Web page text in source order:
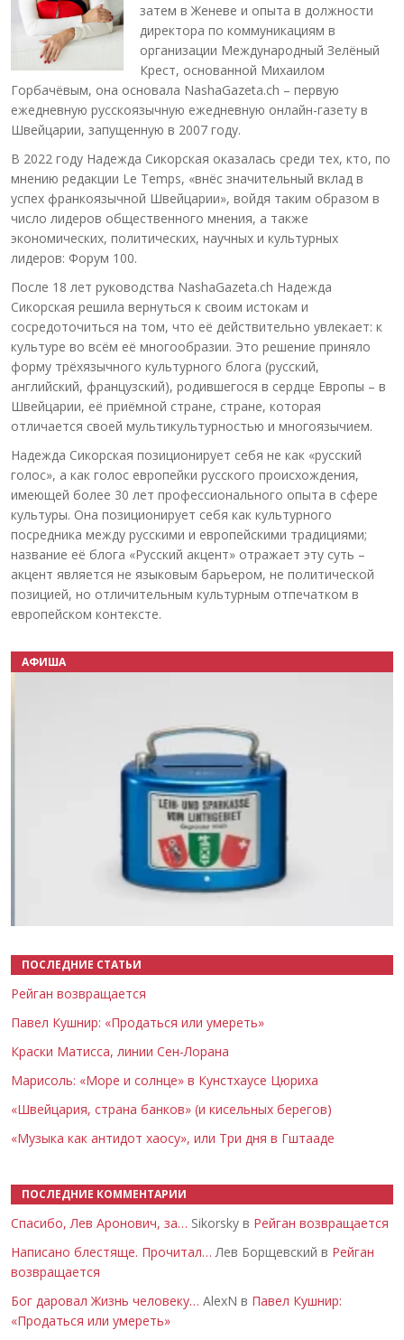
затем в Женеве и опыта в должности
директора по коммуникациям в
организации Международный Зелёный
Крест, основанной Михаилом
Горбачёвым, она основала NashaGazeta.ch – первую
ежедневную русскоязычную ежедневную онлайн-газету в
Швейцарии, запущенную в 2007 году.
В 2022 году Надежда Сикорская оказалась среди тех, кто, по
мнению редакции Le Temps, «внёс значительный вклад в
успех франкоязычной Швейцарии», войдя таким образом в
число лидеров общественного мнения, а также
экономических, политических, научных и культурных
лидеров: Форум 100.
После 18 лет руководства NashaGazeta.ch Надежда
Сикорская решила вернуться к своим истокам и
сосредоточиться на том, что её действительно увлекает: к
культуре во всём её многообразии. Это решение приняло
форму трёхязычного культурного блога (русский,
английский, французский), родившегося в сердце Европы – в
Швейцарии, её приёмной стране, стране, которая
отличается своей мультикультурностью и многоязычием.
Надежда Сикорская позиционирует себя не как «русский
голос», а как голос европейки русского происхождения,
имеющей более 30 лет профессионального опыта в сфере
культуры. Она позиционирует себя как культурного
посредника между русскими и европейскими традициями;
название её блога «Русский акцент» отражает эту суть –
акцент является не языковым барьером, не политической
позицией, но отличительным культурным отпечатком в
европейском контексте.
АФИША
ПОСЛЕДНИЕ СТАТЬИ
Рейган возвращается
Павел Кушнир: «Продаться или умереть»
Краски Матисса, линии Сен-Лорана
Марисоль: «Море и солнце» в Кунстхаусе Цюриха
«Швейцария, страна банков» (и кисельных берегов)
«Музыка как антидот хаосу», или Три дня в Гштааде
ПОСЛЕДНИЕ КОММЕНТАРИИ
Спасибо, Лев Аронович, за… Sikorsky в Рейган возвращается
Написано блестяще. Прочитал… Лев Борщевский в Рейган
возвращается
Бог даровал Жизнь человеку… AlexN в Павел Кушнир:
«Продаться или умереть»